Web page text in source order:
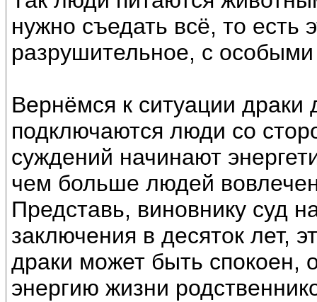
нужно съедать всё, то есть
разрушительное, с
Вернёмся к ситуации драки
подключаются люди со
суждений начинают
чем больше людей
Представь, виновнику суд
заключения в десяток лет,
драки может быть спокоен,
энергию жизни